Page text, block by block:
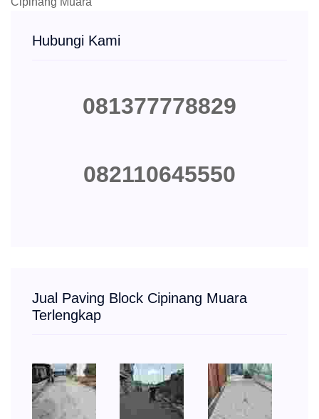
Hubungi Kami
081377778829
082110645550
Jual Paving Block Cipinang Muara
Terlengkap